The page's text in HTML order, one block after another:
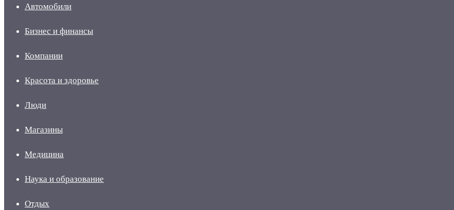
Автомобили
Бизнес и финансы
Компании
Красота и здоровье
Люди
Магазины
Медицина
Наука и образование
Отдых